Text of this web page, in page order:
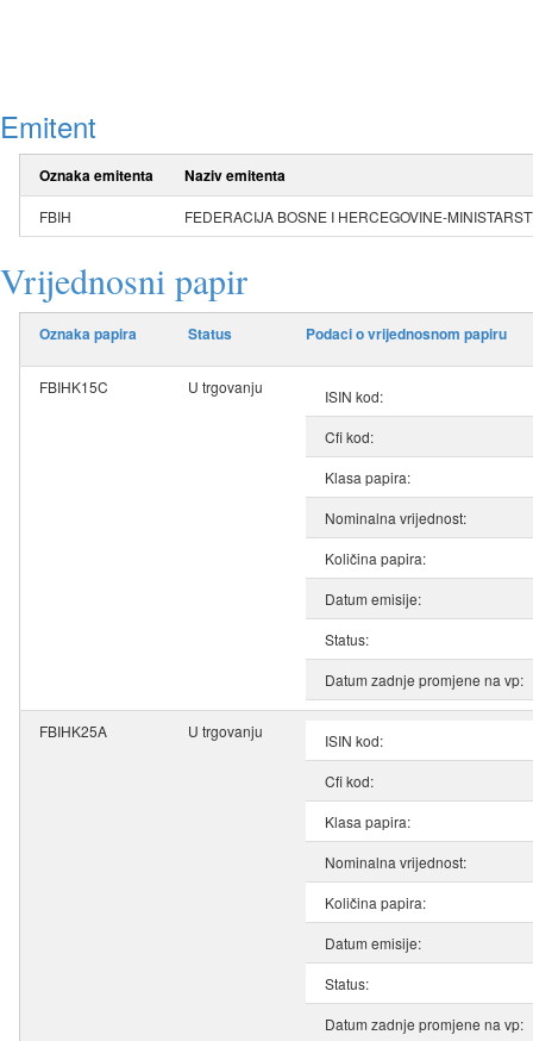
Emitent
Oznaka emitenta Naziv emitenta
FBIH FEDERACIJA BOSNE I HERCEGOVINE-
Vrijednosni papir
Oznaka papira Status Podaci o vrijednosnom papiru
FBIHK15C U trgovanju
ISIN kod:
Cfi kod:
Klasa papira:
Nominalna vrijednost:
Količina papira:
Datum emisije:
Status:
Datum zadnje promjene na vp:
FBIHK25A U trgovanju
ISIN kod:
Cfi kod:
Klasa papira:
Nominalna vrijednost:
Količina papira:
Datum emisije:
Status:
Datum zadnje promjene na vp: